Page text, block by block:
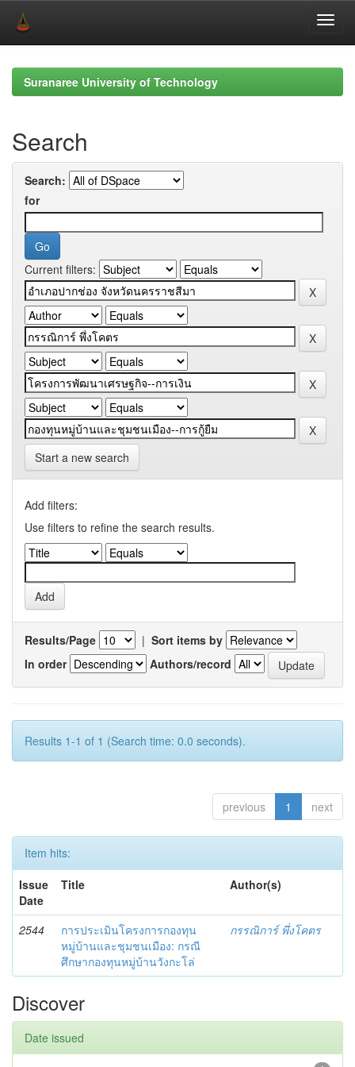
navigationSuranaree University of Technology
Search
Search:
for
Current filters:
Start a new search
Add filters:
Use filters to refine the search results.
Results/Page | Sort items by
In order
Authors/record
Results 1-1 of 1 (Search time: 0.0 seconds).
previous 1 next
Item hits:
Issue
Date
Title Author(s)
2544
การประเมินโครงการกองทุน
หมู่บ้านและชุมชนเมือง: กรณี
ศึกษากองทุนหมู่บ้านวังกะโล่
กรรณิการ์ พึ่งโคตร
Discover
Date issued